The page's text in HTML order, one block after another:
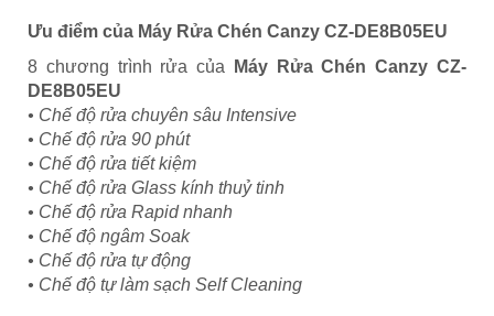
Ưu điểm của Máy Rửa Chén Canzy CZ-DE8B05EU
8 chương trình rửa của
Máy Rửa Chén Canzy CZ-
DE8B05EU
• Chế độ rửa chuyên sâu Intensive
• Chế độ rửa 90 phút
• Chế độ rửa tiết kiệm
• Chế độ rửa Glass kính thuỷ tinh
• Chế độ rửa Rapid nhanh
• Chế độ ngâm Soak
• Chế độ rửa tự động
• Chế độ tự làm sạch Self Cleaning